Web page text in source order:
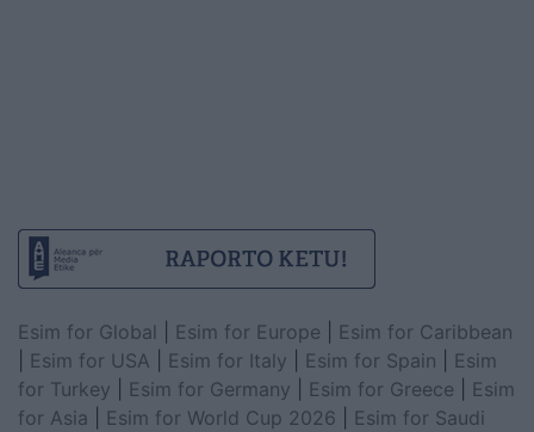
Esim for Global Esim for Europe
Esim for Caribbean
Esim for USA Esim for Italy Esim for Spain
Esim
for Turkey
Esim for Germany Esim for Greece
Esim
for Asia
Esim for World Cup 2026
Esim for Saudi